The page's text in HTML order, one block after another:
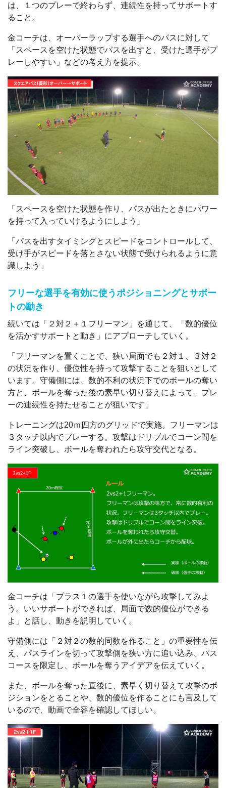
は、１つのプレーで終わらず、連続性を持ってサポートす
ること。
金コーチは、オーバーラップする選手へのパスに対して
「スペースを空けた状態でパスを出すと、受けた選手がプ
レーしやすい」などの考え方を提示。
「スペースを空けた状態を作り、パスが出たときにパワー
を持って入っていけるようにしよう」
「パスを出すタイミングとスピードをコントロールして、
受け手がスピードを落とさない状態で受けられるように意
識しよう」
フリーな選手を有効に使うポジショニングとサポー
トの動き
続いては「２対２＋１フリーマン」を通じて、「数的優位
を活かすサポートと動き」にアプローチしていく。
「フリーマンを置くことで、狭い局面でも２対１、３対２
の状況を作り、優位性を持って攻撃することを狙いとして
います。守備側には、数的不利の状況下でのボールの奪い
方と、ボールを奪った後の素早い切り替えによって、プレ
ーの連続性を持たせることが狙いです」
トレーニングは20ｍ四方のグリッドで実施。フリーマンは
３タッチ以内でプレーする。攻撃はドリブルでコーン間を
ライン突破し、ボールを奪われたら攻守交代となる。
金コーチは「プラス１の選手を使いながら攻撃してみよ
う。いいサポートができれば、局面で数的優位ができる
よ」と話し、動きを説明していく。
守備側には「２対２の数的同数を作ること」の重要性を伝
え、パスラインを切って攻撃側を狭い方に追い込み、パス
コースを限定し、ボールを奪うアイデアを伝えていく。
また、ボールを奪った直後に、素早く切り替えて攻撃のポ
ジションをとることや、数的優位を作ることにも言及して
いるので、動画で全容を確認してほしい。